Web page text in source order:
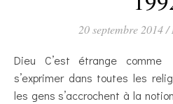
20 septembre 2014/
Dieu C’est étrange comme Dieu ne craint pas de
s’exprimer dans toutes les
les gens s’accrochent à la